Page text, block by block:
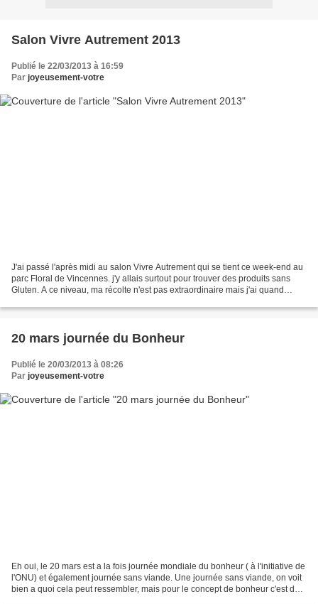
Salon Vivre Autrement 2013
Publié le 22/03/2013 à 16:59
Par joyeusement-votre
J'ai passé l'après midi au salon Vivre Autrement qui se tient ce week-end au
parc Floral de Vincennes. j'y allais surtout pour trouver des produits sans
Gluten. A ce niveau, ma récolte n'est pas extraordinaire mais j'ai quand
20 mars journée du Bonheur
Publié le 20/03/2013 à 08:26
Par joyeusement-votre
Eh oui, le 20 mars est a la fois journée mondiale du bonheur ( à l'initiative de
l'ONU) et également journée sans viande. Une journée sans viande, on voit
bien a quoi cela peut ressembler, mais pour le concept de bonheur c'est déjà